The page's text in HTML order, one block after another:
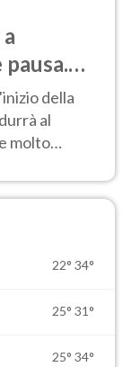
della
al
molto
22° 34°
25° 31°
25° 34°